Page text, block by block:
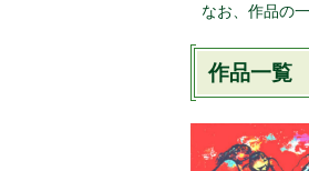
なお、作品の
作品一覧